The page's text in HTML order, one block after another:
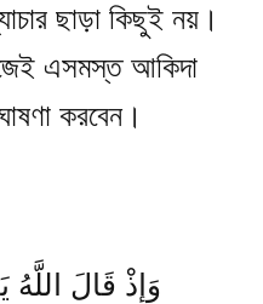
ছাড়া কিছুই নয়।
এসমস্ত আকিদা
করবেন।
وَإِذْ قَالَ